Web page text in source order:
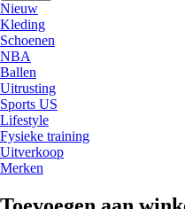
Nieuw
Kleding
Schoenen
NBA
Ballen
Uitrusting
Sports US
Lifestyle
Fysieke training
Uitverkoop
Merken